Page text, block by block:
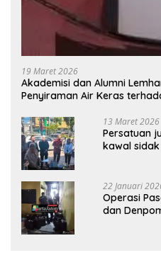
19 Maret 2026
Akademisi dan Alumni
Penyiraman Air Keras
13 Maret 2026
Persatuan
kawal
22 Januari
Operasi
dan